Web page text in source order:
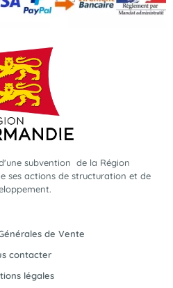
subvention de la Région
ses actions de structuration et de
de Vente
contacter
légales